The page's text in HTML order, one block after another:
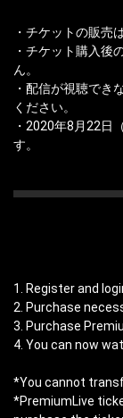
・チケットの販売
・チケット購入後
ん。
・配信が視聴でき
ください。
・2020年8月22日
す。
1. Register and
2. Purchase
3. Purchase
4. You can now
*You cannot
*PremiumLive